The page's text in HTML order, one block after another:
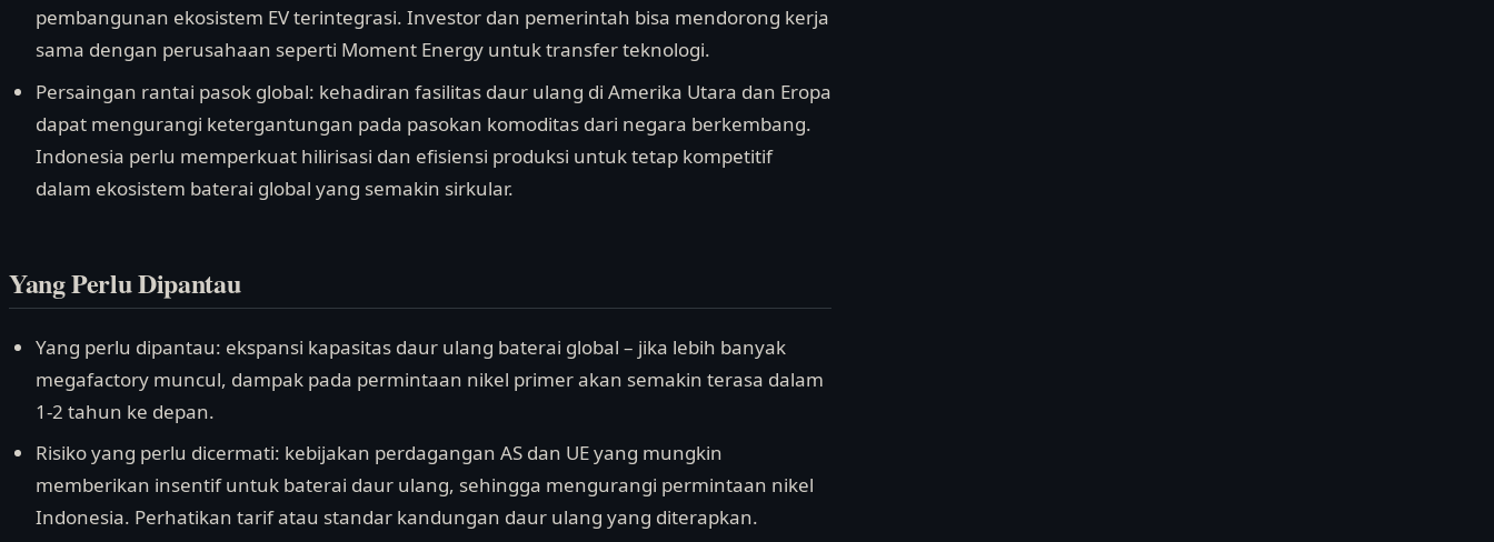
pembangunan ekosistem EV terintegrasi. Investor dan pemerintah bisa mendorong kerja
sama dengan perusahaan seperti Moment Energy untuk transfer teknologi.
Persaingan rantai pasok global: kehadiran fasilitas daur ulang di Amerika Utara dan Eropa
dapat mengurangi ketergantungan pada pasokan komoditas dari negara berkembang.
Indonesia perlu memperkuat hilirisasi dan efisiensi produksi untuk tetap kompetitif
dalam ekosistem baterai global yang semakin sirkular.
Yang Perlu Dipantau
Yang perlu dipantau: ekspansi kapasitas daur ulang baterai global – jika lebih banyak
megafactory muncul, dampak pada permintaan nikel primer akan semakin terasa dalam
1-2 tahun ke depan.
Risiko yang perlu dicermati: kebijakan perdagangan AS dan UE yang mungkin
memberikan insentif untuk baterai daur ulang, sehingga mengurangi permintaan nikel
Indonesia. Perhatikan tarif atau standar kandungan daur ulang yang diterapkan.